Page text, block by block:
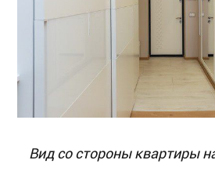
Вид со стороны квартиры